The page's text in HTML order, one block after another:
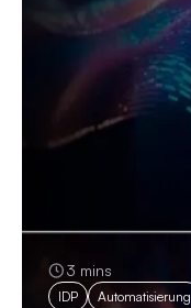
3 mins
IDP Automatisierung